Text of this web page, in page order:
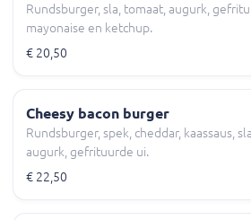
Rundsburger, sla, tomaat, augurk,
mayonaise en ketchup.
€ 20,50
Cheesy bacon burger
Rundsburger, spek, cheddar, kaassaus,
augurk, gefrituurde ui.
€ 22,50